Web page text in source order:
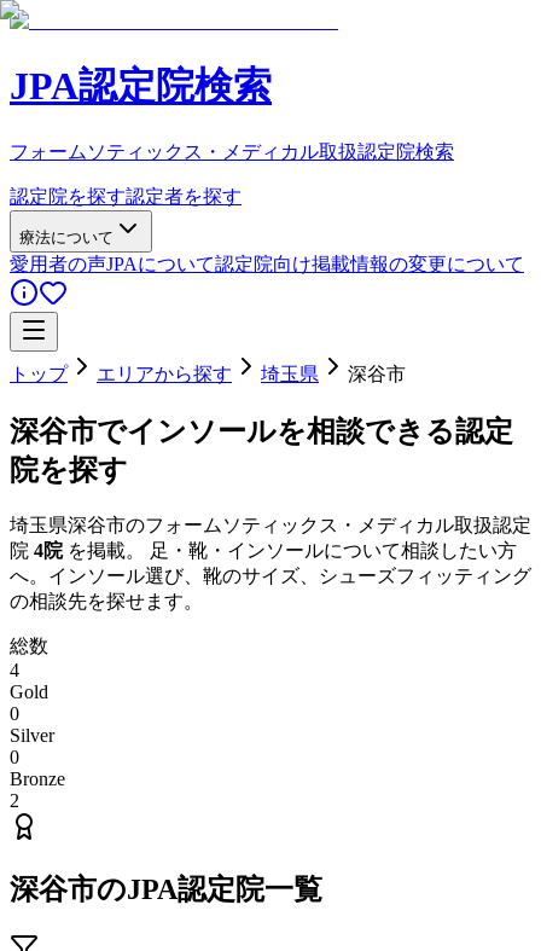
JPA認定院検索
フォームソティックス・メディカル取扱認定院検索
認定院を探す認定者を探す
療法について
愛用者の声JPAについて認定院向け掲載情報の変更について
トップ エリアから探す 埼玉県 深谷市
深谷市でインソールを相談できる認定
院を探す
埼玉県深谷市のフォームソティックス・メディカル取扱認定
院 4院を掲載。 足・靴・インソールについて相談したい方
へ。インソール選び、靴のサイズ、シューズフィッティング
の相談先を探せます。
総数
4
Gold
0
Silver
0
Bronze
2
深谷市のJPA認定院一覧